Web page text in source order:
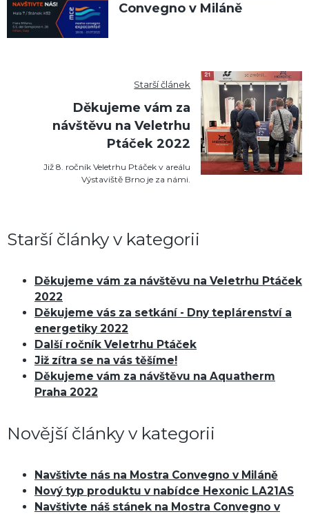
Convegno v Miláně
Starší článek
Děkujeme vám za
návštěvu na Veletrhu
Ptáček 2022
Již 8. ročník Veletrhu Ptáček v areálu
Výstaviště Brno je za námi.
Starší články v kategorii
Děkujeme vám za návštěvu na Veletrhu Ptáček
2022
Děkujeme vás za setkání - Dny teplárenství a
energetiky 2022
Další ročník Veletrhu Ptáček
Již zítra se na vás těšíme!
Děkujeme vám za návštěvu na Aquatherm
Praha 2022
Novější články v kategorii
Navštivte nás na Mostra Convegno v Miláně
Nový typ produktu v nabídce Hexonic LA21AS
Navštivte náš stánek na Mostra Convegno v